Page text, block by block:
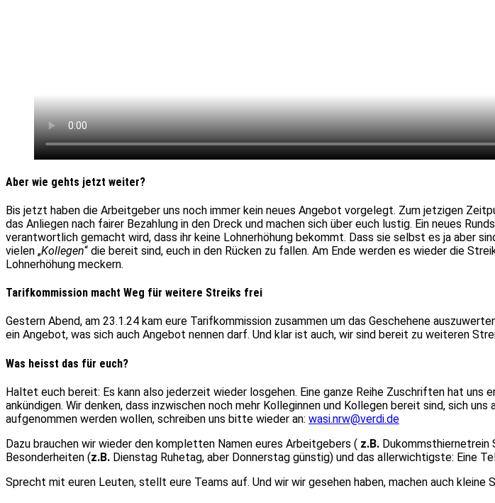
Aber wie gehts jetzt weiter?
Bis jetzt haben die Arbeitgeber uns noch immer kein neues Angebot vorgelegt. Zum jetzigen
das Anliegen nach fairer Bezahlung in den Dreck und machen sich über euch lustig. Ein neues
verantwortlich gemacht wird, dass ihr keine Lohnerhöhung bekommt. Dass sie selbst es ja aber
vielen „Kollegen“ die bereit sind, euch in den Rücken zu fallen. Am Ende werden es wieder die
Lohnerhöhung meckern.
Tarifkommission macht Weg für weitere Streiks frei
Gestern Abend, am 23.1.24 kam eure Tarifkommission zusammen um das Geschehene
ein Angebot, was sich auch Angebot nennen darf. Und klar ist auch, wir sind bereit zu weiteren
Was heisst das für euch?
Haltet euch bereit: Es kann also jederzeit wieder losgehen. Eine ganze Reihe Zuschriften hat
ankündigen. Wir denken, dass inzwischen noch mehr Kolleginnen und Kollegen bereit sind, sich
aufgenommen werden wollen, schreiben uns bitte wieder an: wasi.nrw@verdi.de
Dazu brauchen wir wieder den kompletten Namen eures Arbeitgebers ( z.B. Dukommsthiernetrein
Besonderheiten (z.B. Dienstag Ruhetag, aber Donnerstag günstig) und das allerwichtigste: Eine
Sprecht mit euren Leuten, stellt eure Teams auf. Und wir wir gesehen haben, machen auch kleine